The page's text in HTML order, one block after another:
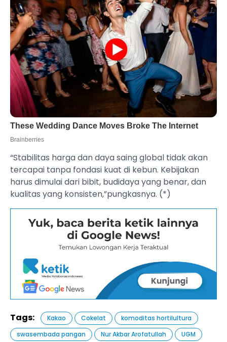
“Stabilitas harga dan daya saing global tidak akan
tercapai tanpa fondasi kuat di kebun. Kebijakan
harus dimulai dari bibit, budidaya yang benar, dan
kualitas yang konsisten,”pungkasnya. (*)
Tags: Kakao Cokelat
komoditas hortilultura
swasembada pangan
Nur Akbar Arofatullah UGM